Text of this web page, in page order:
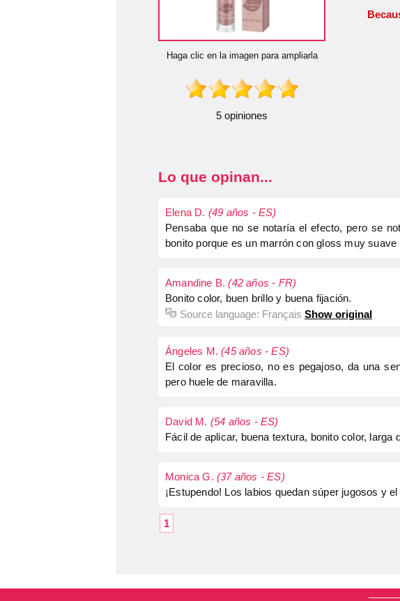
Haga clic en la imagen para ampliarla
5 opiniones
Lo que opinan...
Elena D. (49 años - ES)
Pensaba que no se notaría el efecto, pero se
bonito porque es un marrón con gloss muy suave
Amandine B.(42 años - FR)
Bonito color, buen brillo y buena fijación.
Source language: Français Show original
Ángeles M.(45 años - ES)
El color es precioso, no es pegajoso, da una
pero huele de maravilla.
David M. (54 años - ES)
Fácil de aplicar, buena textura, bonito color, larga
Monica G. (37 años - ES)
¡Estupendo! Los labios quedan súper jugosos y
1